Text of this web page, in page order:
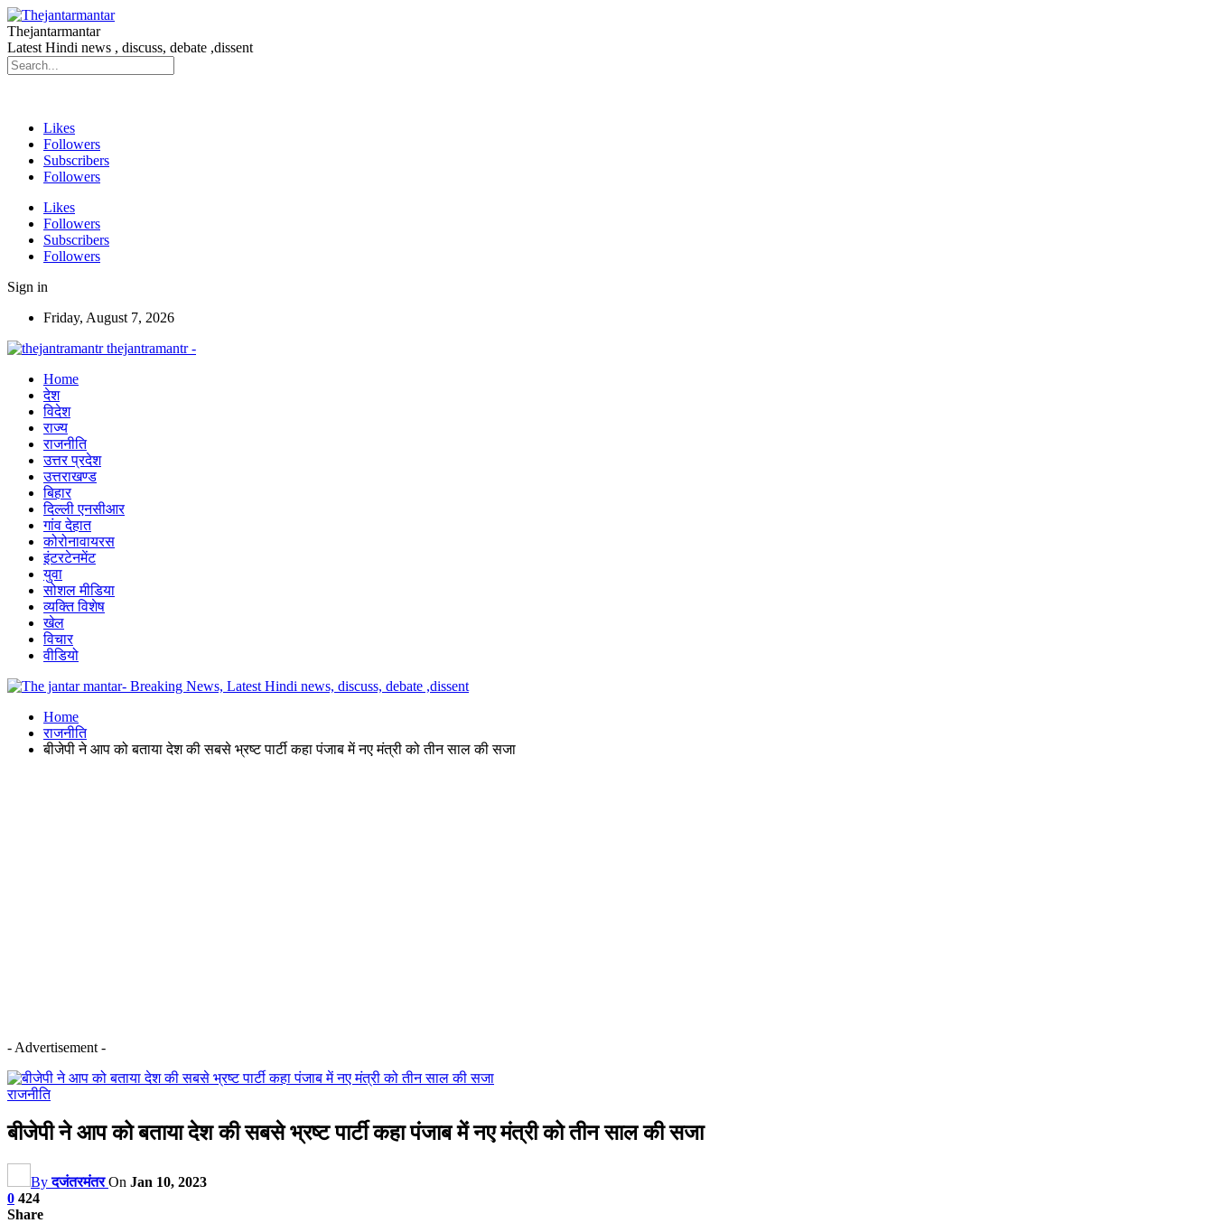
Thejantarmantar
Latest Hindi news , discuss, debate ,dissent
Likes
Followers
Subscribers
Followers
Likes
Followers
Subscribers
Followers
Sign in
Friday, August 7, 2026
thejantramantr -
Home
देश
विदेश
राज्य
राजनीति
उत्तर प्रदेश
उत्तराखण्ड
बिहार
दिल्ली एनसीआर
गांव देहात
कोरोनावायरस
इंटरटेनमेंट
युवा
सोशल मीडिया
व्यक्ति विशेष
खेल
विचार
वीडियो
Home
राजनीति
बीजेपी ने आप को बताया देश की सबसे भ्रष्ट पार्टी कहा पंजाब में नए मंत्री को तीन साल की सजा
- Advertisement -
राजनीति
बीजेपी ने आप को बताया देश की सबसे भ्रष्ट पार्टी कहा पंजाब में नए मंत्री को तीन साल की सजा
Byदजंतरमंतर On Jan 10, 2023
0 424
Share